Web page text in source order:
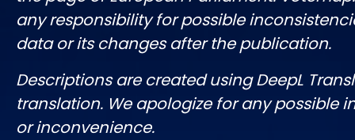
any responsibility for possible
data or its changes after the publication.
Descriptions are created using DeepL
translation. We apologize for any possible
or inconvenience.